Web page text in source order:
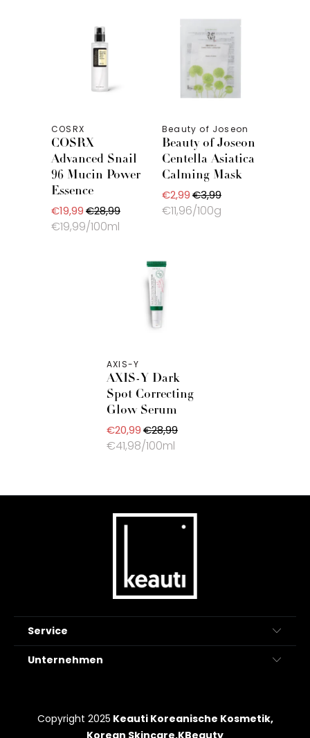
COSRX
COSRX
Advanced Snail
96 Mucin Power
Essence
€19,99€28,99
€19,99/100ml
Beauty of Joseon
Beauty of Joseon
Centella Asiatica
Calming Mask
€2,99€3,99
€11,96/100g
AXIS-Y
AXIS-Y Dark
Spot Correcting
Glow Serum
€20,99€28,99
€41,98/100ml
Service
Unternehmen
Copyright 2025 Keauti Koreanische Kosmetik,
Korean Skincare,KBeauty